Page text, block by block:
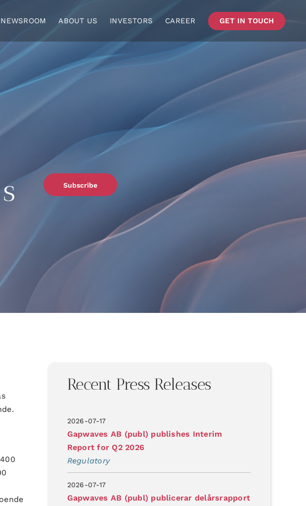
NEWSROOM ABOUT US INVESTORS CAREER GET IN TOUCH
Subscribe
Recent Press Releases
2026-07-17
Gapwaves AB (publ) publishes Interim
Report for Q2 2026
Regulatory
2026-07-17
Gapwaves AB (publ) publicerar delårsrapport